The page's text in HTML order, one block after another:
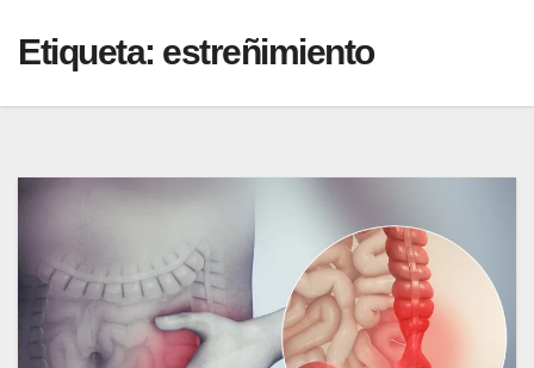
Etiqueta: estreñimiento